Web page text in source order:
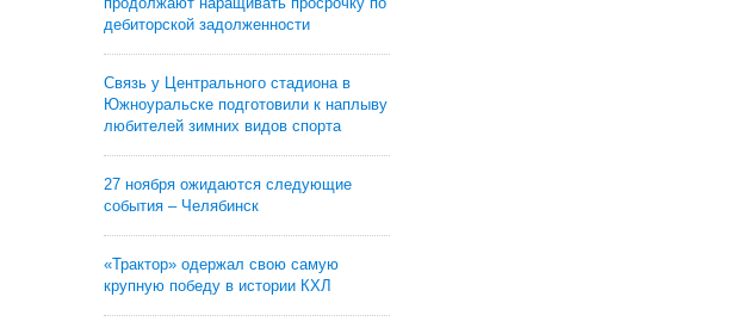
дебиторской задолженности
Связь у Центрального стадиона в
Южноуральске подготовили к наплыву
любителей зимних видов спорта
27 ноября ожидаются следующие
события – Челябинск
«Трактор» одержал свою самую
крупную победу в истории КХЛ